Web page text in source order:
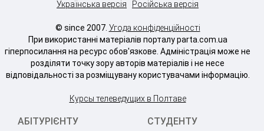
Українська версія Російська версія
© since 2007. Угода конфіденційності
При використанні матеріалів порталу parta.com.ua
гіперпосилання на ресурс обов'язкове. Адміністрація може не
розділяти точку зору авторів матеріалів і не несе
відповідальності за розміщувану користувачами інформацію.
Курсы телеведущих в Полтаве
АБІТУРІЄНТУ СТУДЕНТУ